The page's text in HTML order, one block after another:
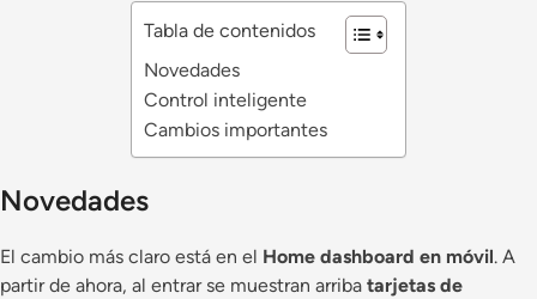
Tabla de contenidos
Novedades
Control inteligente
Cambios importantes
Novedades
El cambio más claro está en el Home dashboard en móvil. A
partir de ahora, al entrar se muestran arriba tarjetas de